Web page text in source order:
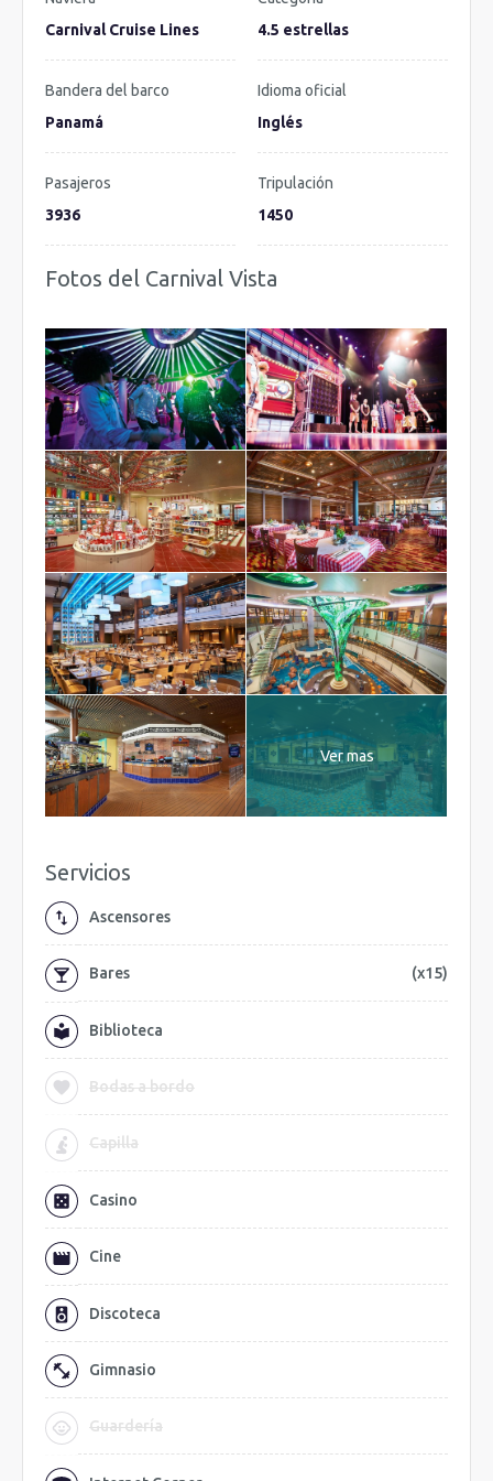
Carnival Cruise Lines
4.5 estrellas
Bandera del barco
Panamá
Idioma oficial
Inglés
Pasajeros
3936
Tripulación
1450
Fotos del Carnival Vista
Ver mas
Servicios
Ascensores
Bares (x15)
Biblioteca
Bodas a bordo
Capilla
Casino
Cine
Discoteca
Gimnasio
Guardería